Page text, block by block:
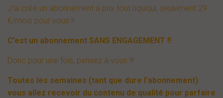
J’ai créé un abonnement à prix tout riquiqui, seulement 29
€/mois pour vous !!
C’est un abonnement SANS ENGAGEMENT !!
Donc pour une fois, pensez à vous !!!
Toutes les semaines (tant que dure l’abonnement)
vous allez recevoir du contenu de qualité pour parfaire